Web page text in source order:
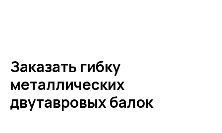
Заказать гибку
металлических
двутавровых балок
По вопросам гибки труб и двутавров
- Александр
КОНТАКТЫ
+7(963)313-93-21